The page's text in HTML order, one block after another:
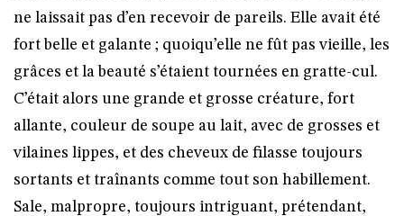
ne laissait pas d’en recevoir de pareils. Elle avait été
fort belle et galante ; quoiqu’elle ne fût pas vieille, les
grâces et la beauté s’étaient tournées en gratte-cul.
C’était alors une grande et grosse créature, fort
allante, couleur de soupe au lait, avec de grosses et
vilaines lippes, et des cheveux de filasse toujours
sortants et traînants comme tout son habillement.
Sale, malpropre, toujours intriguant, prétendant,